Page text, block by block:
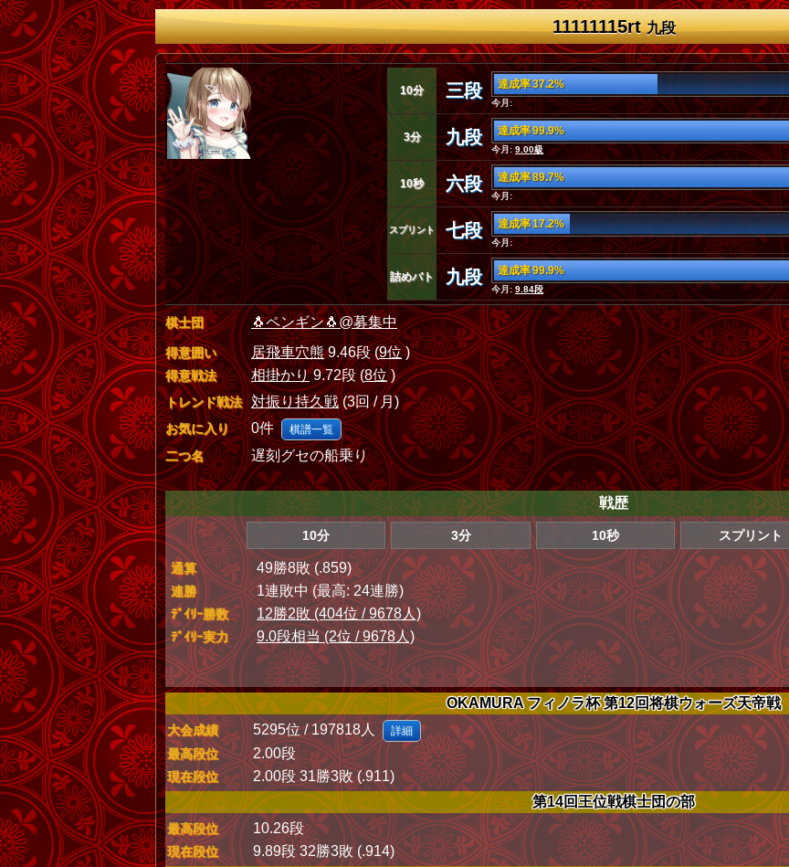
11111115rt九段
10分 三段 達成率 37.2%
今月:
3分 九段 達成率 99.9%
今月: 9.00級
10秒 六段 達成率 89.7%
今月:
スプリント 七段 達成率 17.2%
今月:
詰めバト 九段 達成率 99.9%
今月:9.84段
棋士団 🐧ペンギン🐧@募集中
得意囲い 居飛車穴熊9.46段 (9位)
得意戦法 相掛かり9.72段 (8位)
トレンド戦法 対振り持久戦 (3回 / 月)
お気に入り 0件 棋譜一覧
二つ名 遅刻グセの船乗り
戦歴
10分 3分 10秒 スプリント
通算 49勝8敗 (.859)
連勝 1連敗中 (最高: 24連勝)
ﾃﾞｲﾘｰ勝数 12勝2敗 (404位 / 9678人)
ﾃﾞｲﾘｰ実力 9.0段相当 (2位 / 9678人)
OKAMURA フィノラ杯 第12回将棋ウォーズ天帝戦
大会成績 5295位 / 197818人 詳細
最高段位 2.00段
現在段位
2.00段 31勝3敗 (.911)
第14回王位戦棋士団の部
最高段位 10.26段
現在段位
9.89段 32勝3敗 (.914)